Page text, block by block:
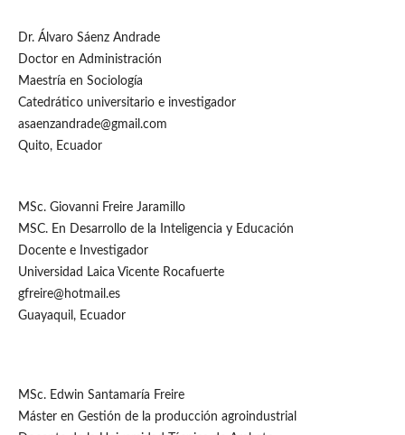
Dr. Álvaro Sáenz Andrade
Doctor en Administración
Maestría en Sociología
Catedrático universitario e investigador
asaenzandrade@gmail.com
Quito, Ecuador
MSc. Giovanni Freire Jaramillo
MSC. En Desarrollo de la Inteligencia y Educación
Docente e Investigador
Universidad Laica Vicente Rocafuerte
gfreire@hotmail.es
Guayaquil, Ecuador
MSc. Edwin Santamaría Freire
Máster en Gestión de la producción agroindustrial